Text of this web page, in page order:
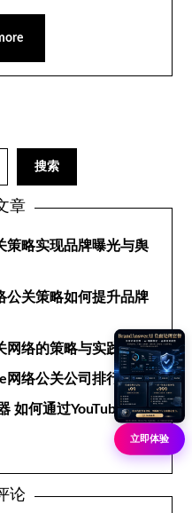
搜索
章
策略实现品牌曝光与舆
公关策略如何提升品牌
网络的策略与实践
网络公关公司排行榜
如何通过YouTube网络
论
立即体验